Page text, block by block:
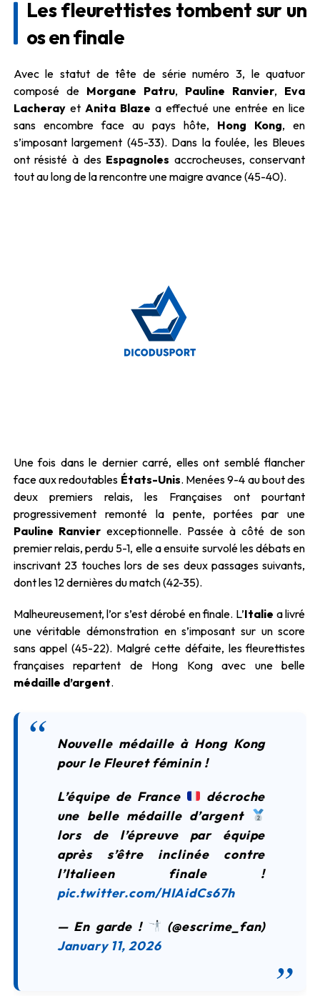
Les fleurettistes tombent sur un
os en finale
Avec le statut de tête de série numéro 3, le quatuor
composé de Morgane Patru, Pauline Ranvier, Eva
Lacherayet Anita Blaze a effectué une entrée en lice
sans encombre face au pays hôte, Hong Kong, en
s’imposant largement (45-33). Dans la foulée, les Bleues
ont résisté à des Espagnoles accrocheuses, conservant
tout au long de la rencontre une maigre avance (45-40).
Une fois dans le dernier carré, elles ont semblé flancher
face aux redoutables États-Unis. Menées 9-4 au bout des
deux premiers relais, les Françaises ont pourtant
progressivement remonté la pente, portées par une
Pauline Ranvier exceptionnelle. Passée à côté de son
premier relais, perdu 5-1, elle a ensuite survolé les débats en
inscrivant 23 touches lors de ses deux passages suivants,
dont les 12 dernières du match (42-35).
Malheureusement, l’or s’est dérobé en finale. L’Italie a livré
une véritable démonstration en s’imposant sur un score
sans appel (45-22). Malgré cette défaite, les fleurettistes
françaises repartent de Hong Kong avec une belle
médaille d’argent.
Nouvelle médaille à Hong Kong
pour le Fleuret féminin !
L’équipe de France
décroche
une belle médaille d’argent
lors de l’épreuve par équipe
après s’être inclinée contre
l’Italieen finale !
pic.twitter.com/HIAidCs67h
— En garde !
(@escrime_fan)
January 11, 2026